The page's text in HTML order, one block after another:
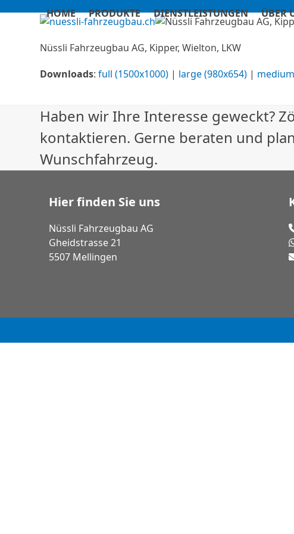
HOME PRODUKTE DIENSTLEISTUNGEN ÜBER
Nüssli Fahrzeugbau AG, Kipper, Wielton, LKW
Downloads:full (1500x1000) | large (980x654) |
Haben wir Ihre Interesse geweckt?
kontaktieren. Gerne beraten und
Wunschfahrzeug.
Hier finden Sie uns
Nüssli Fahrzeugbau AG
Gheidstrasse 21
5507 Mellingen